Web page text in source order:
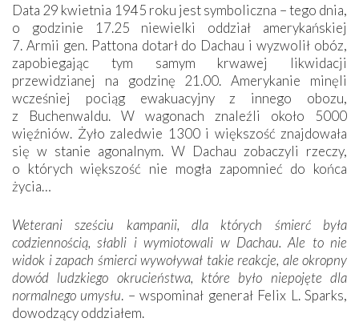
Data 29 kwietnia 1945 roku jest symboliczna – tego dnia,
o godzinie 17.25 niewielki oddział amerykańskiej
7. Armii gen. Pattona dotarł do Dachau i wyzwolił obóz,
zapobiegając tym samym krwawej likwidacji
przewidzianej na godzinę 21.00. Amerykanie minęli
wcześniej pociąg ewakuacyjny z innego obozu,
z Buchenwaldu. W wagonach znaleźli około 5000
więźniów. Żyło zaledwie 1300 i większość znajdowała
się w stanie agonalnym. W Dachau zobaczyli rzeczy,
o których większość nie mogła zapomnieć do końca
życia…
Weterani sześciu kampanii, dla których śmierć była
codziennością, słabli i wymiotowali w Dachau. Ale to nie
widok i zapach śmierci wywoływał takie reakcje, ale okropny
dowód ludzkiego okrucieństwa, które było niepojęte dla
normalnego umysłu. – wspominał generał Felix L. Sparks,
dowodzący oddziałem.